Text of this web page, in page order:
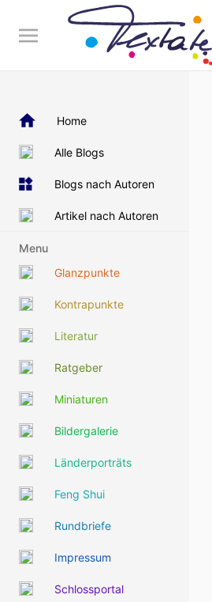
Home
Alle Blogs
Blogs nach Autoren
Artikel nach Autoren
Menu
Glanzpunkte
Kontrapunkte
Literatur
Ratgeber
Miniaturen
Bildergalerie
Länderporträts
Feng Shui
Rundbriefe
Impressum
Schlossportal